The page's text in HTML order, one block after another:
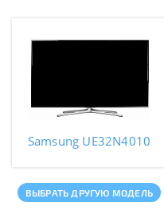
Samsung UE32N4010
ВЫБРАТЬ ДРУГУЮ МОДЕЛЬ